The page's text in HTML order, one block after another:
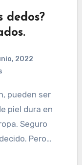
dedos?
2022
piel dura en
Seguro
Pero…